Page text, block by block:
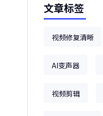
文章标签
视频修复清晰
AI变声器
视频剪辑